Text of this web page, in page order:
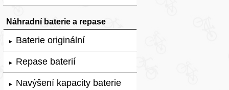
Náhradní baterie a repase
► Baterie originální
► Repase baterií
► Navýšení kapacity baterie